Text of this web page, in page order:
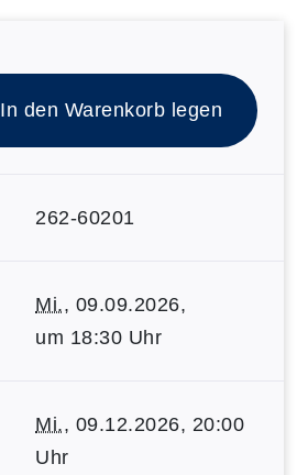
In den Warenkorb legen
262-60201
Mi., 09.09.2026,
um 18:30 Uhr
Mi., 09.12.2026, 20:00
Uhr